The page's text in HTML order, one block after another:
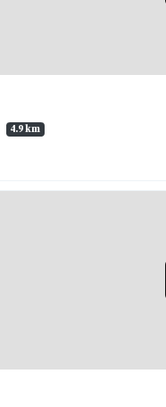
4.9 km